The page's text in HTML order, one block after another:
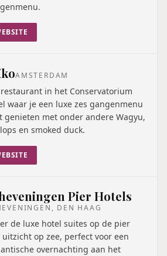
AMSTERDAM
in het Conservatorium
waar je een luxe zes gangenmenu
genieten met onder andere Wagyu,
en smoked duck.
Pier Hotels
DEN HAAG
de luxe hotel suites op de pier
uitzicht op zee, perfect voor een
overnachting aan het